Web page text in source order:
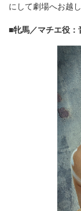
にして劇場へお越し
■牝馬／マチエ役：